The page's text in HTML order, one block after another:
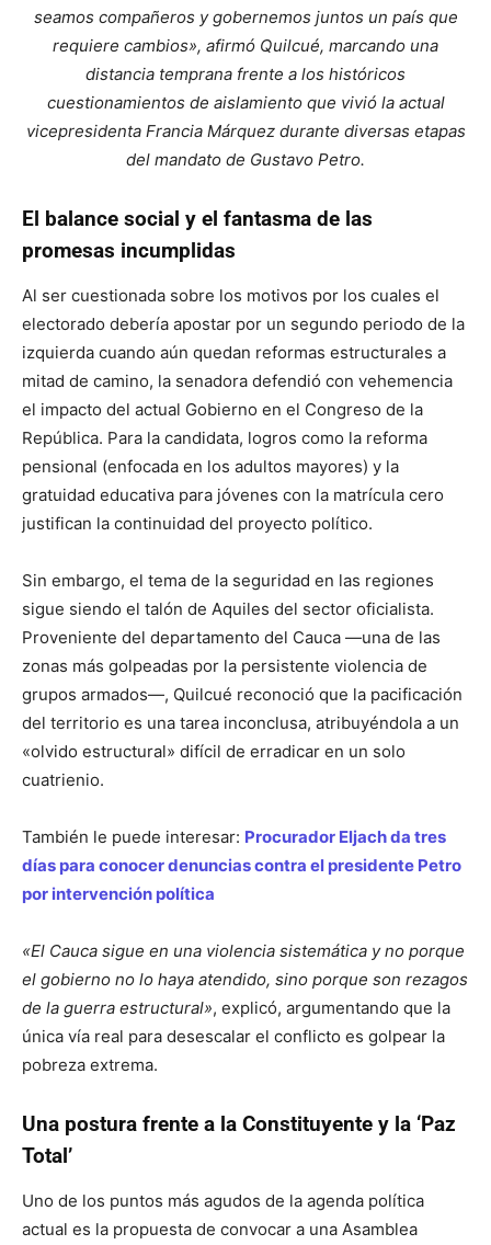
seamos compañeros y gobernemos juntos un país que
requiere cambios», afirmó Quilcué, marcando una
distancia temprana frente a los históricos
cuestionamientos de aislamiento que vivió la actual
vicepresidenta Francia Márquez durante diversas etapas
del mandato de Gustavo Petro.
El balance social y el fantasma de las
promesas incumplidas
Al ser cuestionada sobre los motivos por los cuales el
electorado debería apostar por un segundo periodo de la
izquierda cuando aún quedan reformas estructurales a
mitad de camino, la senadora defendió con vehemencia
el impacto del actual Gobierno en el Congreso de la
República. Para la candidata, logros como la reforma
pensional (enfocada en los adultos mayores) y la
gratuidad educativa para jóvenes con la matrícula cero
justifican la continuidad del proyecto político.
Sin embargo, el tema de la seguridad en las regiones
sigue siendo el talón de Aquiles del sector oficialista.
Proveniente del departamento del Cauca —una de las
zonas más golpeadas por la persistente violencia de
grupos armados—, Quilcué reconoció que la pacificación
del territorio es una tarea inconclusa, atribuyéndola a un
«olvido estructural» difícil de erradicar en un solo
cuatrienio.
También le puede interesar: Procurador Eljach da tres
días para conocer denuncias contra el presidente Petro
por intervención política
«El Cauca sigue en una violencia sistemática y no porque
el gobierno no lo haya atendido, sino porque son rezagos
de la guerra estructural», explicó, argumentando que la
única vía real para desescalar el conflicto es golpear la
pobreza extrema.
Una postura frente a la Constituyente y la ‘Paz
Total’
Uno de los puntos más agudos de la agenda política
actual es la propuesta de convocar a una Asamblea